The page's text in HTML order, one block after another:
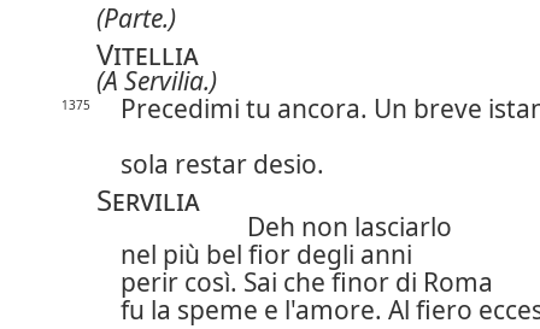
(Parte.)
Vitellia
(A Servilia.)
1375
Precedimi tu ancora. Un breve
sola restar desio.
Servilia
Deh non lasciarlo
nel più bel fior degli anni
perir così. Sai che finor di Roma
fu la speme e l'amore. Al fiero